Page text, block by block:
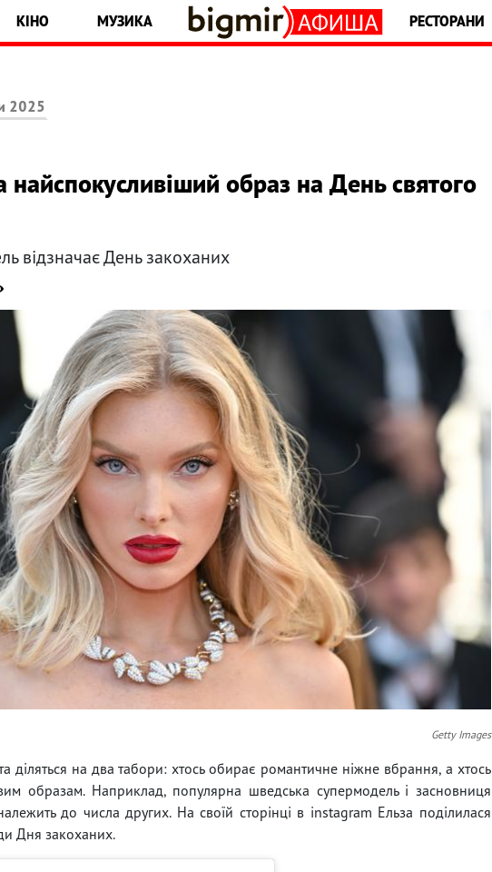
КІНО МУЗИКА РЕСТОРАНИ
2025
найспокусливіший образ на День святого
відзначає День закоханих
Getty Images
діляться на два табори: хтось обирає романтичне ніжне вбрання, а хтось
образам. Наприклад, популярна шведська супермодель і засновниця
до числа других. На своїй сторінці в instagram Ельза поділилася
Дня закоханих.